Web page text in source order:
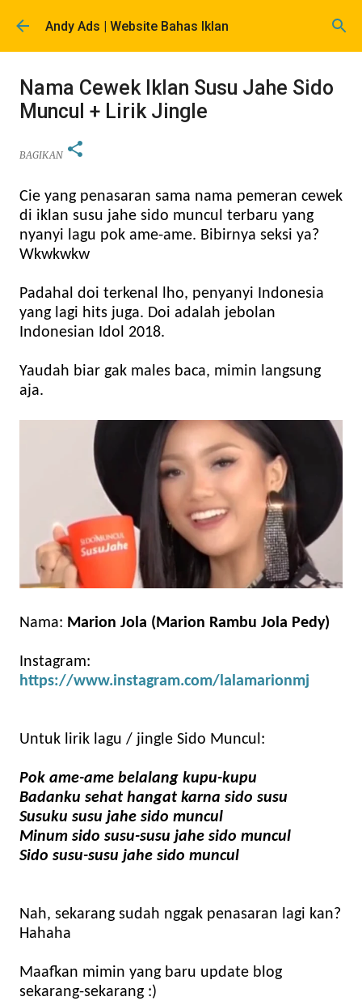
Langsung ke konten utama
Andy Ads | Website Bahas Iklan
Nama Cewek Iklan Susu Jahe Sido
Muncul + Lirik Jingle
BAGIKAN
Cie yang penasaran sama nama pemeran cewek
di iklan susu jahe sido muncul terbaru yang
nyanyi lagu pok ame-ame. Bibirnya seksi ya?
Wkwkwkw
Padahal doi terkenal lho, penyanyi Indonesia
yang lagi hits juga. Doi adalah jebolan
Indonesian Idol 2018.
Yaudah biar gak males baca, mimin langsung
aja.
Nama: Marion Jola (Marion Rambu Jola Pedy)
Instagram:
https://www.instagram.com/lalamarionmj
Untuk lirik lagu / jingle Sido Muncul:
Pok ame-ame belalang kupu-kupu
Badanku sehat hangat karna sido susu
Susuku susu jahe sido muncul
Minum sido susu-susu jahe sido muncul
Sido susu-susu jahe sido muncul
Nah, sekarang sudah nggak penasaran lagi kan?
Hahaha
Maafkan mimin yang baru update blog
sekarang-sekarang :)